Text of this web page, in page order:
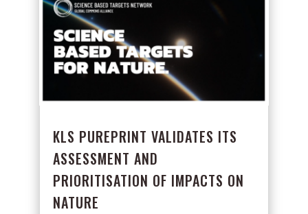
KLS PUREPRINT VALIDATES ITS
ASSESSMENT AND
PRIORITISATION OF IMPACTS ON
NATURE